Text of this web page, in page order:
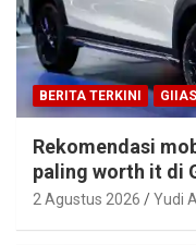
BERITA TERKINI GIIAS
Rekomendasi
paling worth it di
2 Agustus 2026 Yudi